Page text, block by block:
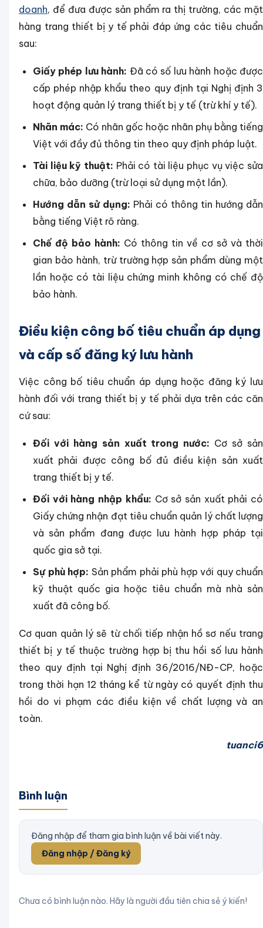
doanh, để đưa được sản phẩm ra thị trường, các mặt
hàng trang thiết bị y tế phải đáp ứng các tiêu chuẩn
sau:
Giấy phép lưu hành: Đã có số lưu hành hoặc được
cấp phép nhập khẩu theo quy định tại Nghị định 3
hoạt động quản lý trang thiết bị y tế (trừ khí y tế).
Nhãn mác: Có nhãn gốc hoặc nhãn phụ bằng tiếng
Việt với đầy đủ thông tin theo quy định pháp luật.
Tài liệu kỹ thuật: Phải có tài liệu phục vụ việc sửa
chữa, bảo dưỡng (trừ loại sử dụng một lần).
Hướng dẫn sử dụng: Phải có thông tin hướng dẫn
bằng tiếng Việt rõ ràng.
Chế độ bảo hành: Có thông tin về cơ sở và thời
gian bảo hành, trừ trường hợp sản phẩm dùng một
lần hoặc có tài liệu chứng minh không có chế độ
bảo hành.
Điều kiện công bố tiêu chuẩn áp dụng
và cấp số đăng ký lưu hành
Việc công bố tiêu chuẩn áp dụng hoặc đăng ký lưu
hành đối với trang thiết bị y tế phải dựa trên các căn
cứ sau:
Đối với hàng sản xuất trong nước: Cơ sở sản
xuất phải được công bố đủ điều kiện sản xuất
trang thiết bị y tế.
Đối với hàng nhập khẩu: Cơ sở sản xuất phải có
Giấy chứng nhận đạt tiêu chuẩn quản lý chất lượng
và sản phẩm đang được lưu hành hợp pháp tại
quốc gia sở tại.
Sự phù hợp: Sản phẩm phải phù hợp với quy chuẩn
kỹ thuật quốc gia hoặc tiêu chuẩn mà nhà sản
xuất đã công bố.
Cơ quan quản lý sẽ từ chối tiếp nhận hồ sơ nếu trang
thiết bị y tế thuộc trường hợp bị thu hồi số lưu hành
theo quy định tại Nghị định 36/2016/NĐ-CP, hoặc
trong thời hạn 12 tháng kể từ ngày có quyết định thu
hồi do vi phạm các điều kiện về chất lượng và an
toàn.
tuanci6
Bình luận
Đăng nhập để tham gia bình luận về bài viết này.
Đăng nhập / Đăng ký
Chưa có bình luận nào. Hãy là người đầu tiên chia sẻ ý kiến!